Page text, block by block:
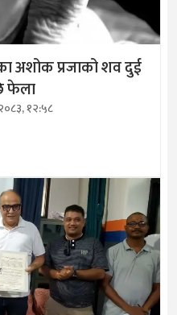
अशोक प्रजाको शव दुई
फेला
१२:५८